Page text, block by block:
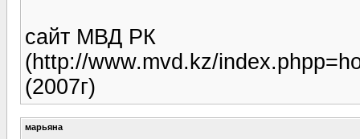
сайт МВД РК
(http://www.mvd.kz/
(2007г)
марьяна